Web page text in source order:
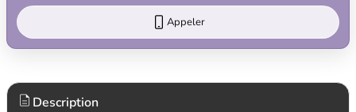
Appeler
Description